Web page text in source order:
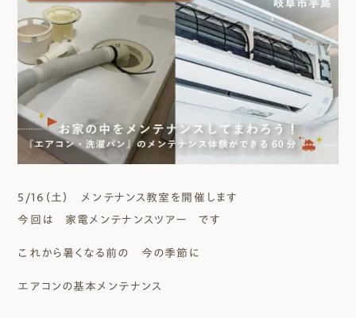
5/16（土） メンテナンス教室を開催します
今回は 家電メンテナンスツアー です
これから暑くなる前の 今の季節に
エアコンの基本メンテナンス